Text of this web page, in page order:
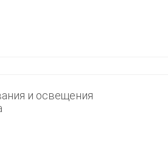
и освещения